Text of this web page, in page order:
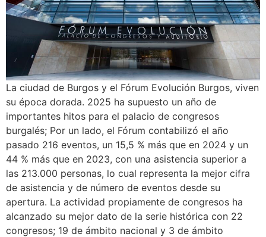
La ciudad de Burgos y el Fórum Evolución Burgos, viven
su época dorada. 2025 ha supuesto un año de
importantes hitos para el palacio de congresos
burgalés; Por un lado, el Fórum contabilizó el año
pasado 216 eventos, un 15,5 % más que en 2024 y un
44 % más que en 2023, con una asistencia superior a
las 213.000 personas, lo cual representa la mejor cifra
de asistencia y de número de eventos desde su
apertura. La actividad propiamente de congresos ha
alcanzado su mejor dato de la serie histórica con 22
congresos; 19 de ámbito nacional y 3 de ámbito